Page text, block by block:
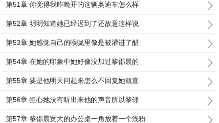
第51章 你觉得我昨晚开的这辆奥迪车怎么样
第52章 明明知道她已经迟到了还故意这样说
第53章 她感觉自己的喉咙里像是被灌进了醋
第54章 在她的印象中她好像没加过黎邵晨的
第55章 要是他明天问起来怎么不回复她就直
第56章 担心她没有听出来他的声音所以黎邵
第57章 黎邵晨宽大的办公桌一角放着一个浅粉